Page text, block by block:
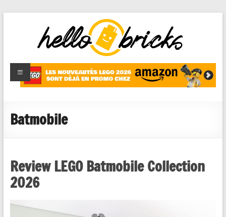
HelloBricks
Blog LEGO,
nouveaut�s
reviews
Batmobile
Review LEGO Batmobile Collection
2026